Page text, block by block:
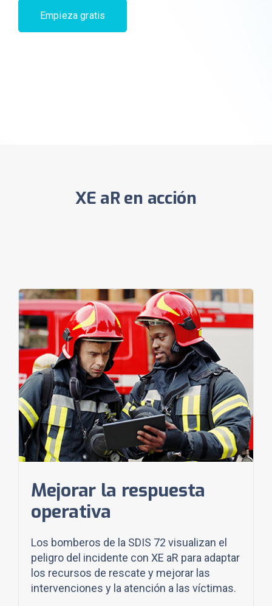
Empieza gratis
XE aR en acción
Mejorar la respuesta
operativa
Los bomberos de la SDIS 72 visualizan el
peligro del incidente con XE aR para adaptar
los recursos de rescate y mejorar las
intervenciones y la atención a las víctimas.